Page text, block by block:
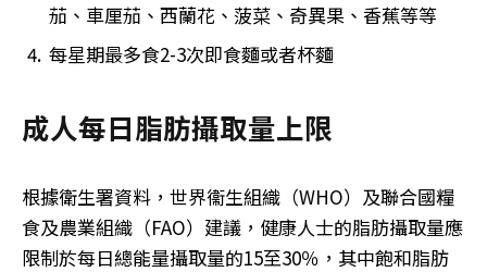
茄、車厘茄、西蘭花、菠菜、奇異果、香蕉等等
每星期最多食2-3次即食麵或者杯麵
成人每日脂肪攝取量上限
根據衛生署資料，世界衞生組織（WHO）及聯合國糧
食及農業組織（FAO）建議，健康人士的脂肪攝取量應
限制於每日總能量攝取量的15至30％，其中飽和脂肪